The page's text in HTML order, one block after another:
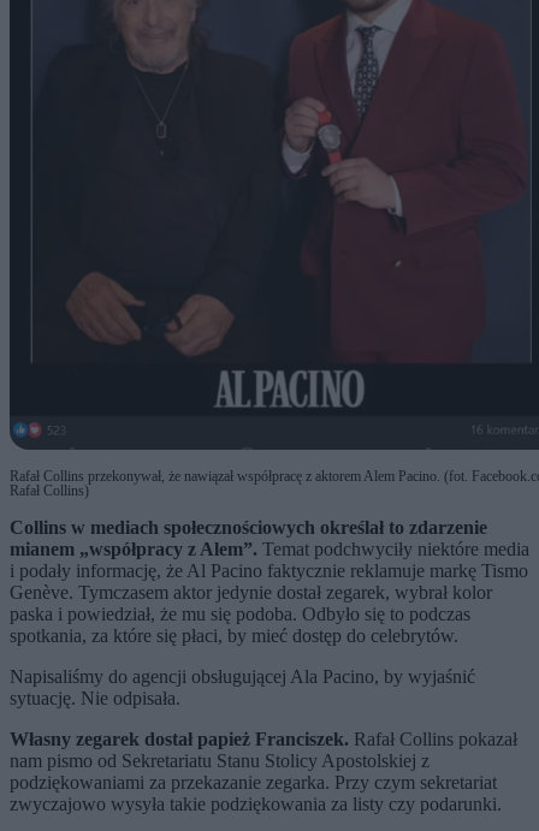
Rafał Collins przekonywał, że nawiązał współpracę z aktorem Alem Pacino. (fot.
Rafał Collins)
Collins w mediach społecznościowych określał to zdarzenie
mianem „współpracy z Alem”. Temat podchwyciły niektóre media
i podały informację, że Al Pacino faktycznie reklamuje markę Tismo
Genève. Tymczasem aktor jedynie dostał zegarek, wybrał kolor
paska i powiedział, że mu się podoba. Odbyło się to podczas
spotkania, za które się płaci, by mieć dostęp do celebrytów.
Napisaliśmy do agencji obsługującej Ala Pacino, by wyjaśnić
sytuację. Nie odpisała.
Własny zegarek dostał papież Franciszek. Rafał Collins pokazał
nam pismo od Sekretariatu Stanu Stolicy Apostolskiej z
podziękowaniami za przekazanie zegarka. Przy czym sekretariat
zwyczajowo wysyła takie podziękowania za listy czy podarunki.